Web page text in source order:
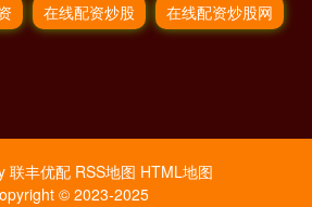
在线配资炒股 在线配资炒股网
联丰优配 RSS地图 HTML地图
© 2023-2025